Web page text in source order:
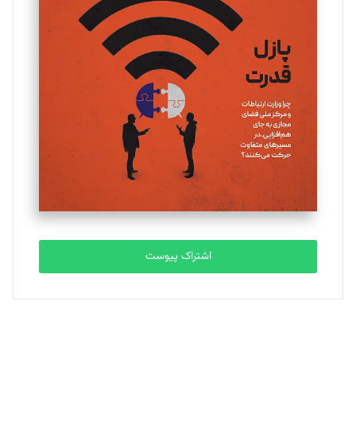
یسنا امان‌پور
تحریریه
ملینا جعفری
تحریریه
مصطفی مسجدی آرانی
تحریریه
بابک نقاش
تحریریه
اشتراک پیوست